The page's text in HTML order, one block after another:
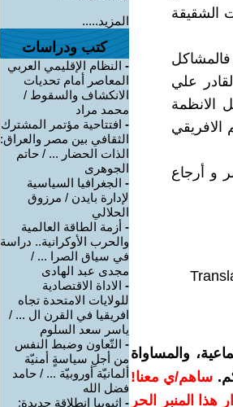
الشقيقة
فالمشاكل
علي
الانظمة
الافريقي
و أرجاع
والمساواة
ساهم/ي معنا!
هذا المنبر الحر
المزيد.....
كتب ودراسات
- النظام الإقليمي العربي
المعاصر أمام تحديات
الانكشاف والسقوط /
محمد مراد
- افتتاحية مؤتمر المشترك
الثقافي بين مصر والعراق:
الذات الحضار ... / حاتم
الجوهرى
- الجغرافيا السياسية
لإدارة بايدن / مرزوق
الحلالي
- أزمة الطاقة العالمية
والحرب الأوكرانية.. دراسة
في سياق الصرا ... /
مجدى عبد الهادى
- الاداة الاقتصادية
للولايات الامتحدة تجاه
افريقيا في القرن ال ... /
ياسر سعد السلوم
- التّعاون وضبط النفس
من أجلِ سياسةٍ أمنيّة
ألمانيّة أوروبيّة ... / حامد
فضل الله
- إثيوبيا انطلاقة جديدة: